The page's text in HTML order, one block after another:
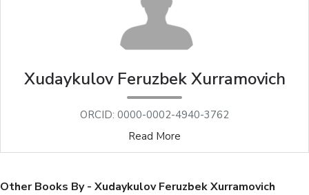
Xudaykulov Feruzbek Xurramovich
ORCID: 0000-0002-4940-3762
Read More
Other Books By - Xudaykulov Feruzbek Xurramovich